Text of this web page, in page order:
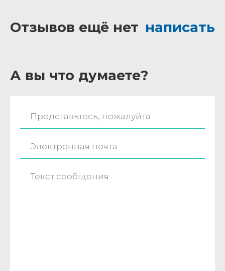
Отзывов ещё нет написать
А вы что думаете?